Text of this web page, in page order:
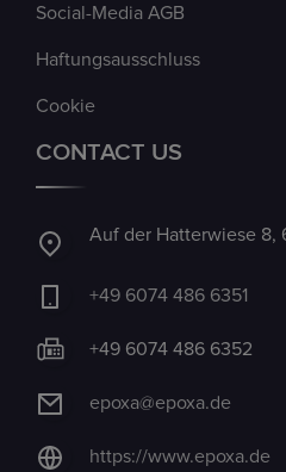
Social-Media AGB
Haftungsausschluss
Cookie
CONTACT US
Auf der Hatterwiese 8,
+49 6074 486 6351
+49 6074 486 6352
epoxa@epoxa.de
https://www.epoxa.de